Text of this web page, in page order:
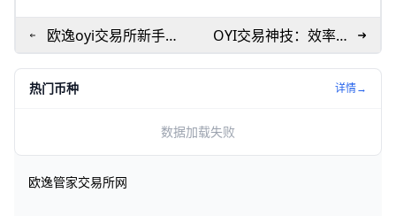
欧逸oyi交易所新手入
门指南：手把手教你
OYI交易神技：效率翻
倍进阶秘籍
热门币种 详情→
数据加载失败
欧逸管家交易所网